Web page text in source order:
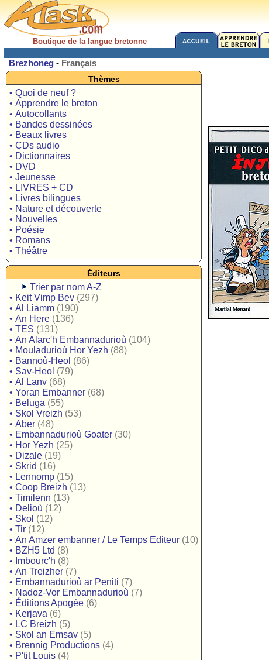
Boutique de la langue bretonne
Brezhoneg - Français
Thèmes
• Quoi de neuf ?
• Apprendre le breton
• Autocollants
• Bandes dessinées
• Beaux livres
• CDs audio
• Dictionnaires
• DVD
• Jeunesse
• LIVRES + CD
• Livres bilingues
• Nature et découverte
• Nouvelles
• Poésie
• Romans
• Théâtre
Éditeurs
Trier par nom A-Z
• Keit Vimp Bev (297)
• Al Liamm (190)
• An Here (136)
• TES (131)
• An Alarc'h Embannadurioù (104)
• Mouladurioù Hor Yezh (88)
• Bannoù-Heol (86)
• Sav-Heol (79)
• Al Lanv (68)
• Yoran Embanner (68)
• Beluga (55)
• Skol Vreizh (53)
• Aber (48)
• Embannadurioù Goater (30)
• Hor Yezh (25)
• Dizale (19)
• Skrid (16)
• Lennomp (15)
• Coop Breizh (13)
• Timilenn (13)
• Delioù (12)
• Skol (12)
• Tir (12)
• An Amzer embanner / Le Temps Editeur (10)
• BZH5 Ltd (8)
• Imbourc'h (8)
• An Treizher (7)
• Embannadurioù ar Peniti (7)
• Nadoz-Vor Embannadurioù (7)
• Éditions Apogée (6)
• Kerjava (6)
• LC Breizh (5)
• Skol an Emsav (5)
• Brennig Productions (4)
• P'tit Louis (4)